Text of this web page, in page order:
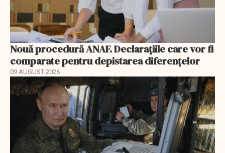
Nouă procedură ANAF. Declarațiile care vor fi
comparate pentru depistarea diferențelor
09 AUGUST 2026